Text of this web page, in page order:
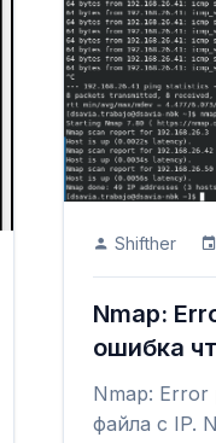
Shifther
Nmap:
ошибка
Nmap: Error
файла с IP.